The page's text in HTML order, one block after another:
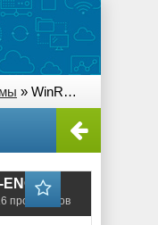
» WinRAR 6.24 Final (RUS-ENG)
просмотров